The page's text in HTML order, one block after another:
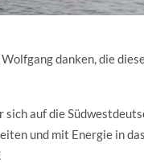
danken, die
auf die
und mit Energie in das